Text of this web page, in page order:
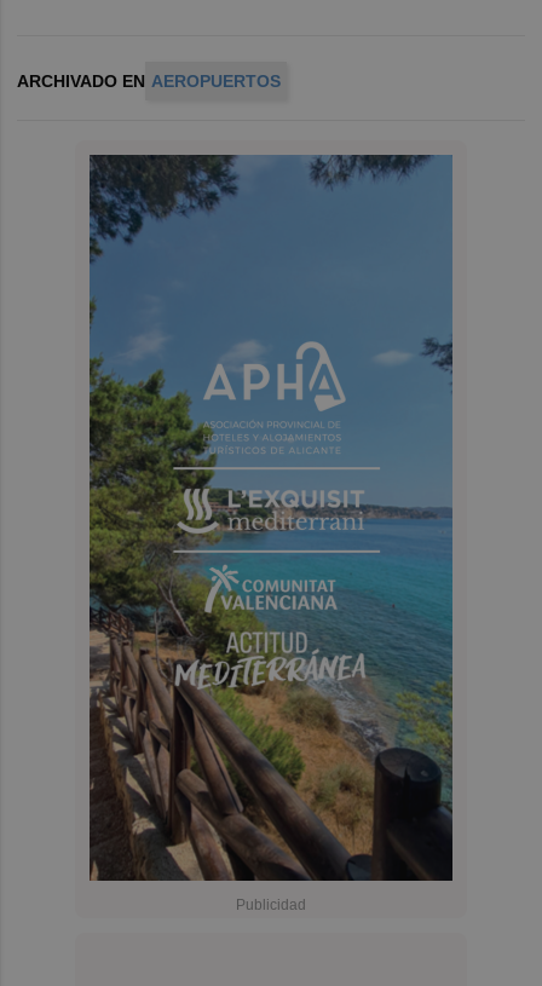
ARCHIVADO EN AEROPUERTOS